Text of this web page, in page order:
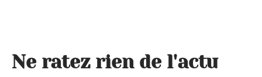
Ne ratez rien de l'actu